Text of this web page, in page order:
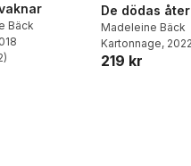
Bäck
Totalt antal röster:
)
De dödas
Madeleine Bäck
Kartonnage, 2022
219 kr